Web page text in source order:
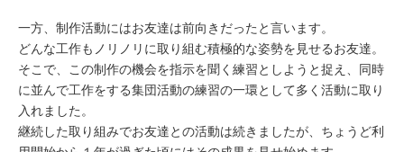
一方、制作活動にはお友達は前向きだったと言います。
どんな工作もノリノリに取り組む積極的な姿勢を見せるお友達。
そこで、この制作の機会を指示を聞く練習としようと捉え、同時
に並んで工作をする集団活動の練習の一環として多く活動に取り
入れました。
継続した取り組みでお友達との活動は続きましたが、ちょうど利